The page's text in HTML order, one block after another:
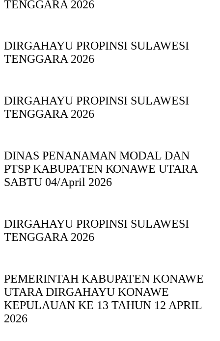
TENGGARA 2026
DIRGAHAYU PROPINSI SULAWESI
TENGGARA 2026
DIRGAHAYU PROPINSI SULAWESI
TENGGARA 2026
DINAS PΕΝΑΝΑΜAN MODAL DAN
PTSP KABUPAΤΕΝ ΚΟNAWE UTARA
SABTU 04/April 2026
DIRGAHAYU PROPINSI SULAWESI
TENGGARA 2026
PEMERINTAH KABUPATEN KONAWE
UTARA DIRGAHAYU KONAWE
KEPULAUAN KE 13 TAHUN 12 APRIL
2026